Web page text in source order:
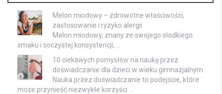
Melon miodowy – zdrowotne właściwości,
zastosowanie i ryzyko alergii
Melon miodowy, znany ze swojego słodkiego
smaku i soczystej konsystencji, …
10 ciekawych pomysłów na naukę przez
doświadczanie dla dzieci w wieku gimnazjalnym
Nauka przez doświadczanie to podejście, które
może przynieść niezwykłe korzyści …